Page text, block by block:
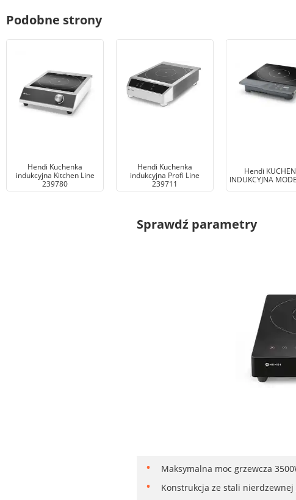
Podobne strony
Hendi Kuchenka
indukcyjna Kitchen Line
239780
Hendi Kuchenka
indukcyjna Profi Line
239711
Hendi
INDUKCYJNA
Sprawdź parametry
Maksymalna moc grzewcza
Konstrukcja ze stali